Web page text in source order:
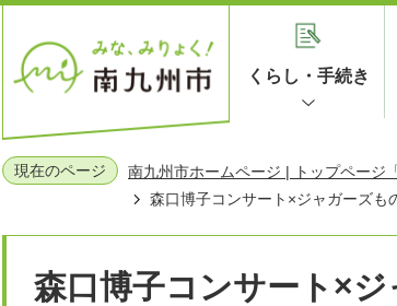
くらし・手続き
現在のページ 南九州市ホームページ | トップページ
森口博子コンサート×ジャガーズも
森口博子コンサート×